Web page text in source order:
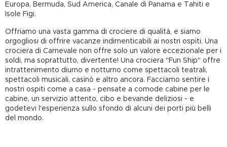
Europa, Bermuda, Sud America, Canale di Panama e Tahiti e
Isole Figi.
Offriamo una vasta gamma di crociere di qualità, e siamo
orgogliosi di offrire vacanze indimenticabili ai nostri ospiti. Una
crociera di Carnevale non offre solo un valore eccezionale per i
soldi, ma soprattutto, divertente! Una crociera "Fun Ship" offre
intrattenimento diurno e notturno come spettacoli teatrali,
spettacoli musicali, casinò e altro ancora. Facciamo sentire i
nostri ospiti come a casa - pensate a comode cabine per le
cabine, un servizio attento, cibo e bevande deliziosi - e
godetevi l'esperienza sullo sfondo di alcuni dei porti più belli
del mondo.